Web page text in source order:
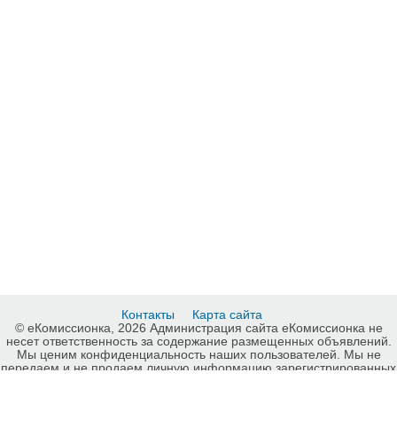
Контакты
Карта сайта
© еКомиссионка, 2026 Администрация сайта еКомиссионка не
несет ответственность за содержание размещенных объявлений.
Мы ценим конфиденциальность наших пользователей. Мы не
передаем и не продаем личную информацию зарегистрированных